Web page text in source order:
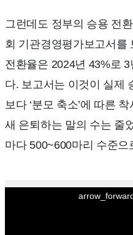
그런데도 정부의 승용 전
회 기관경영평가보고서를
전환율은 2024년 43%로
다. 보고서는 이것이 실제
보다 ‘분모 축소’에 따른
새 은퇴하는 말의 수는 줄
마다 500~600마리 수준